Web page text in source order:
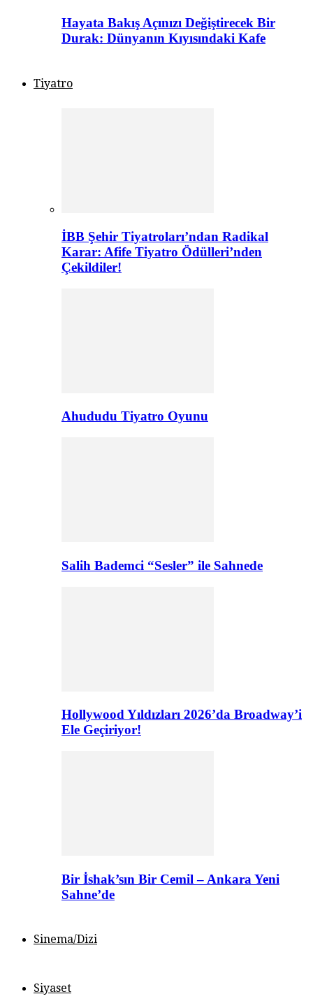
Hayata Bakış Açınızı Değiştirecek Bir
Durak: Dünyanın Kıyısındaki Kafe
Tiyatro
İBB Şehir Tiyatroları’ndan Radikal
Karar: Afife Tiyatro Ödülleri’nden
Çekildiler!
Ahududu Tiyatro Oyunu
Salih Bademci “Sesler” ile Sahnede
Hollywood Yıldızları 2026’da Broadway’i
Ele Geçiriyor!
Bir İshak’sın Bir Cemil – Ankara Yeni
Sahne’de
Sinema/Dizi
Siyaset